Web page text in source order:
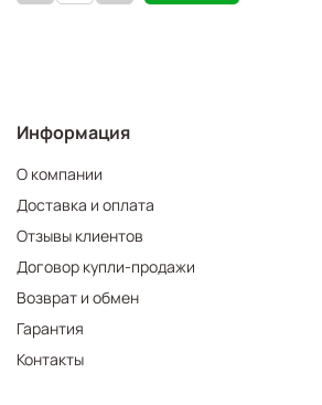
Информация
О компании
Доставка и оплата
Отзывы клиентов
Договор купли-продажи
Возврат и обмен
Гарантия
Контакты